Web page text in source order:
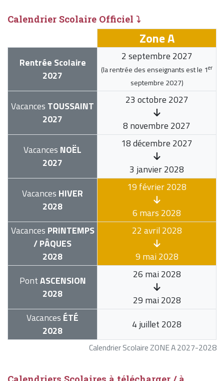
Calendrier Scolaire Officiel ⤵
Calendrier Scolaire ZONE A 2027-2028
Zone A
Rentrée Scolaire
2027
2 septembre 2027
(la rentrée des enseignants est le 1er
septembre 2027)
Vacances TOUSSAINT
2027
23 octobre 2027
8 novembre 2027
Vacances NOËL
2027
18 décembre 2027
3 janvier 2028
Vacances HIVER
2028
19 février 2028
6 mars 2028
Vacances PRINTEMPS
/ PÂQUES
2028
22 avril 2028
9 mai 2028
PontASCENSION
2028
26 mai 2028
29 mai 2028
Vacances ÉTÉ
2028
4 juillet 2028